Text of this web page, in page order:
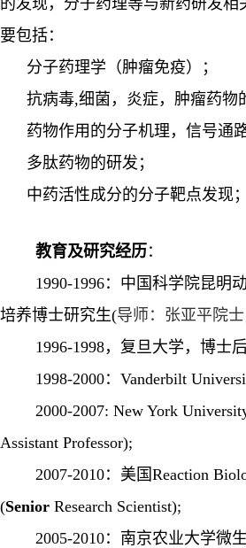
的发现，分子药理等与新药研发
要包括：
分子药理学（肿瘤免疫）；
抗病毒,细菌，炎症，肿瘤药物
药物作用的分子机理，信号通
多肽药物的研发；
中药活性成分的分子靶点发现；
教育及研究经历 ：
1990-1996：中国科学院昆明
培养博士研究生(导师： 张亚平院
1996-1998，复旦大学，博士后
1998-2000： Vanderbilt
2000-2007: New York
Assistant Professor);
2007-2010：美国Reaction
(Senior Research Scientist);
2005-2010：南京农业大学微